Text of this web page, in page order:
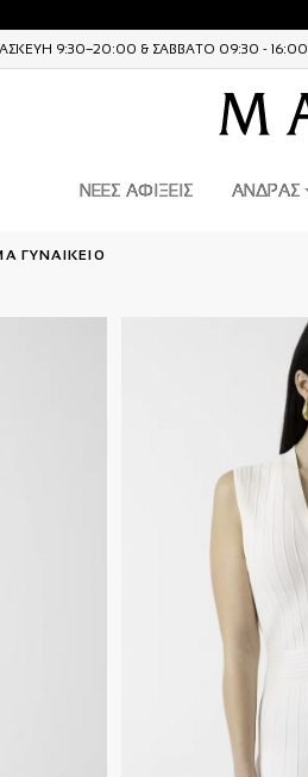
9:30–20:00 & ΣΑΒΒΑΤΟ 09:30 - 16:00
ΝΕΕΣ ΑΦΙΞΕΙΣ ΑΝΔΡΑΣ
ΓΥΝΑΙΚΕΙΟ